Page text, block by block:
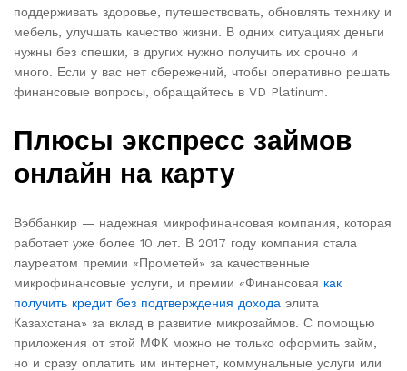
поддерживать здоровье, путешествовать, обновлять технику и
мебель, улучшать качество жизни. В одних ситуациях деньги
нужны без спешки, в других нужно получить их срочно и
много. Если у вас нет сбережений, чтобы оперативно решать
финансовые вопросы, обращайтесь в VD Platinum.
Плюсы экспресс займов
онлайн на карту
Вэббанкир — надежная микрофинансовая компания, которая
работает уже более 10 лет. В 2017 году компания стала
лауреатом премии «Прометей» за качественные
микрофинансовые услуги, и премии «Финансовая как
получить кредит без подтверждения дохода элита
Казахстана» за вклад в развитие микрозаймов. С помощью
приложения от этой МФК можно не только оформить займ,
но и сразу оплатить им интернет, коммунальные услуги или